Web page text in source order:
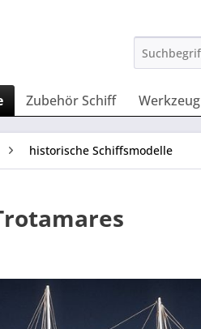
Zubehör Schiff Werkzeug
historische Schiffsmodelle